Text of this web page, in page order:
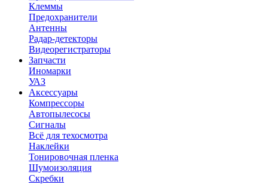
Клеммы
Предохранители
Антенны
Радар-детекторы
Видеорегистраторы
Запчасти
Иномарки
УАЗ
Аксесcуары
Компрессоры
Автопылесосы
Сигналы
Всё для техосмотра
Наклейки
Тонировочная пленка
Шумоизоляция
Скребки